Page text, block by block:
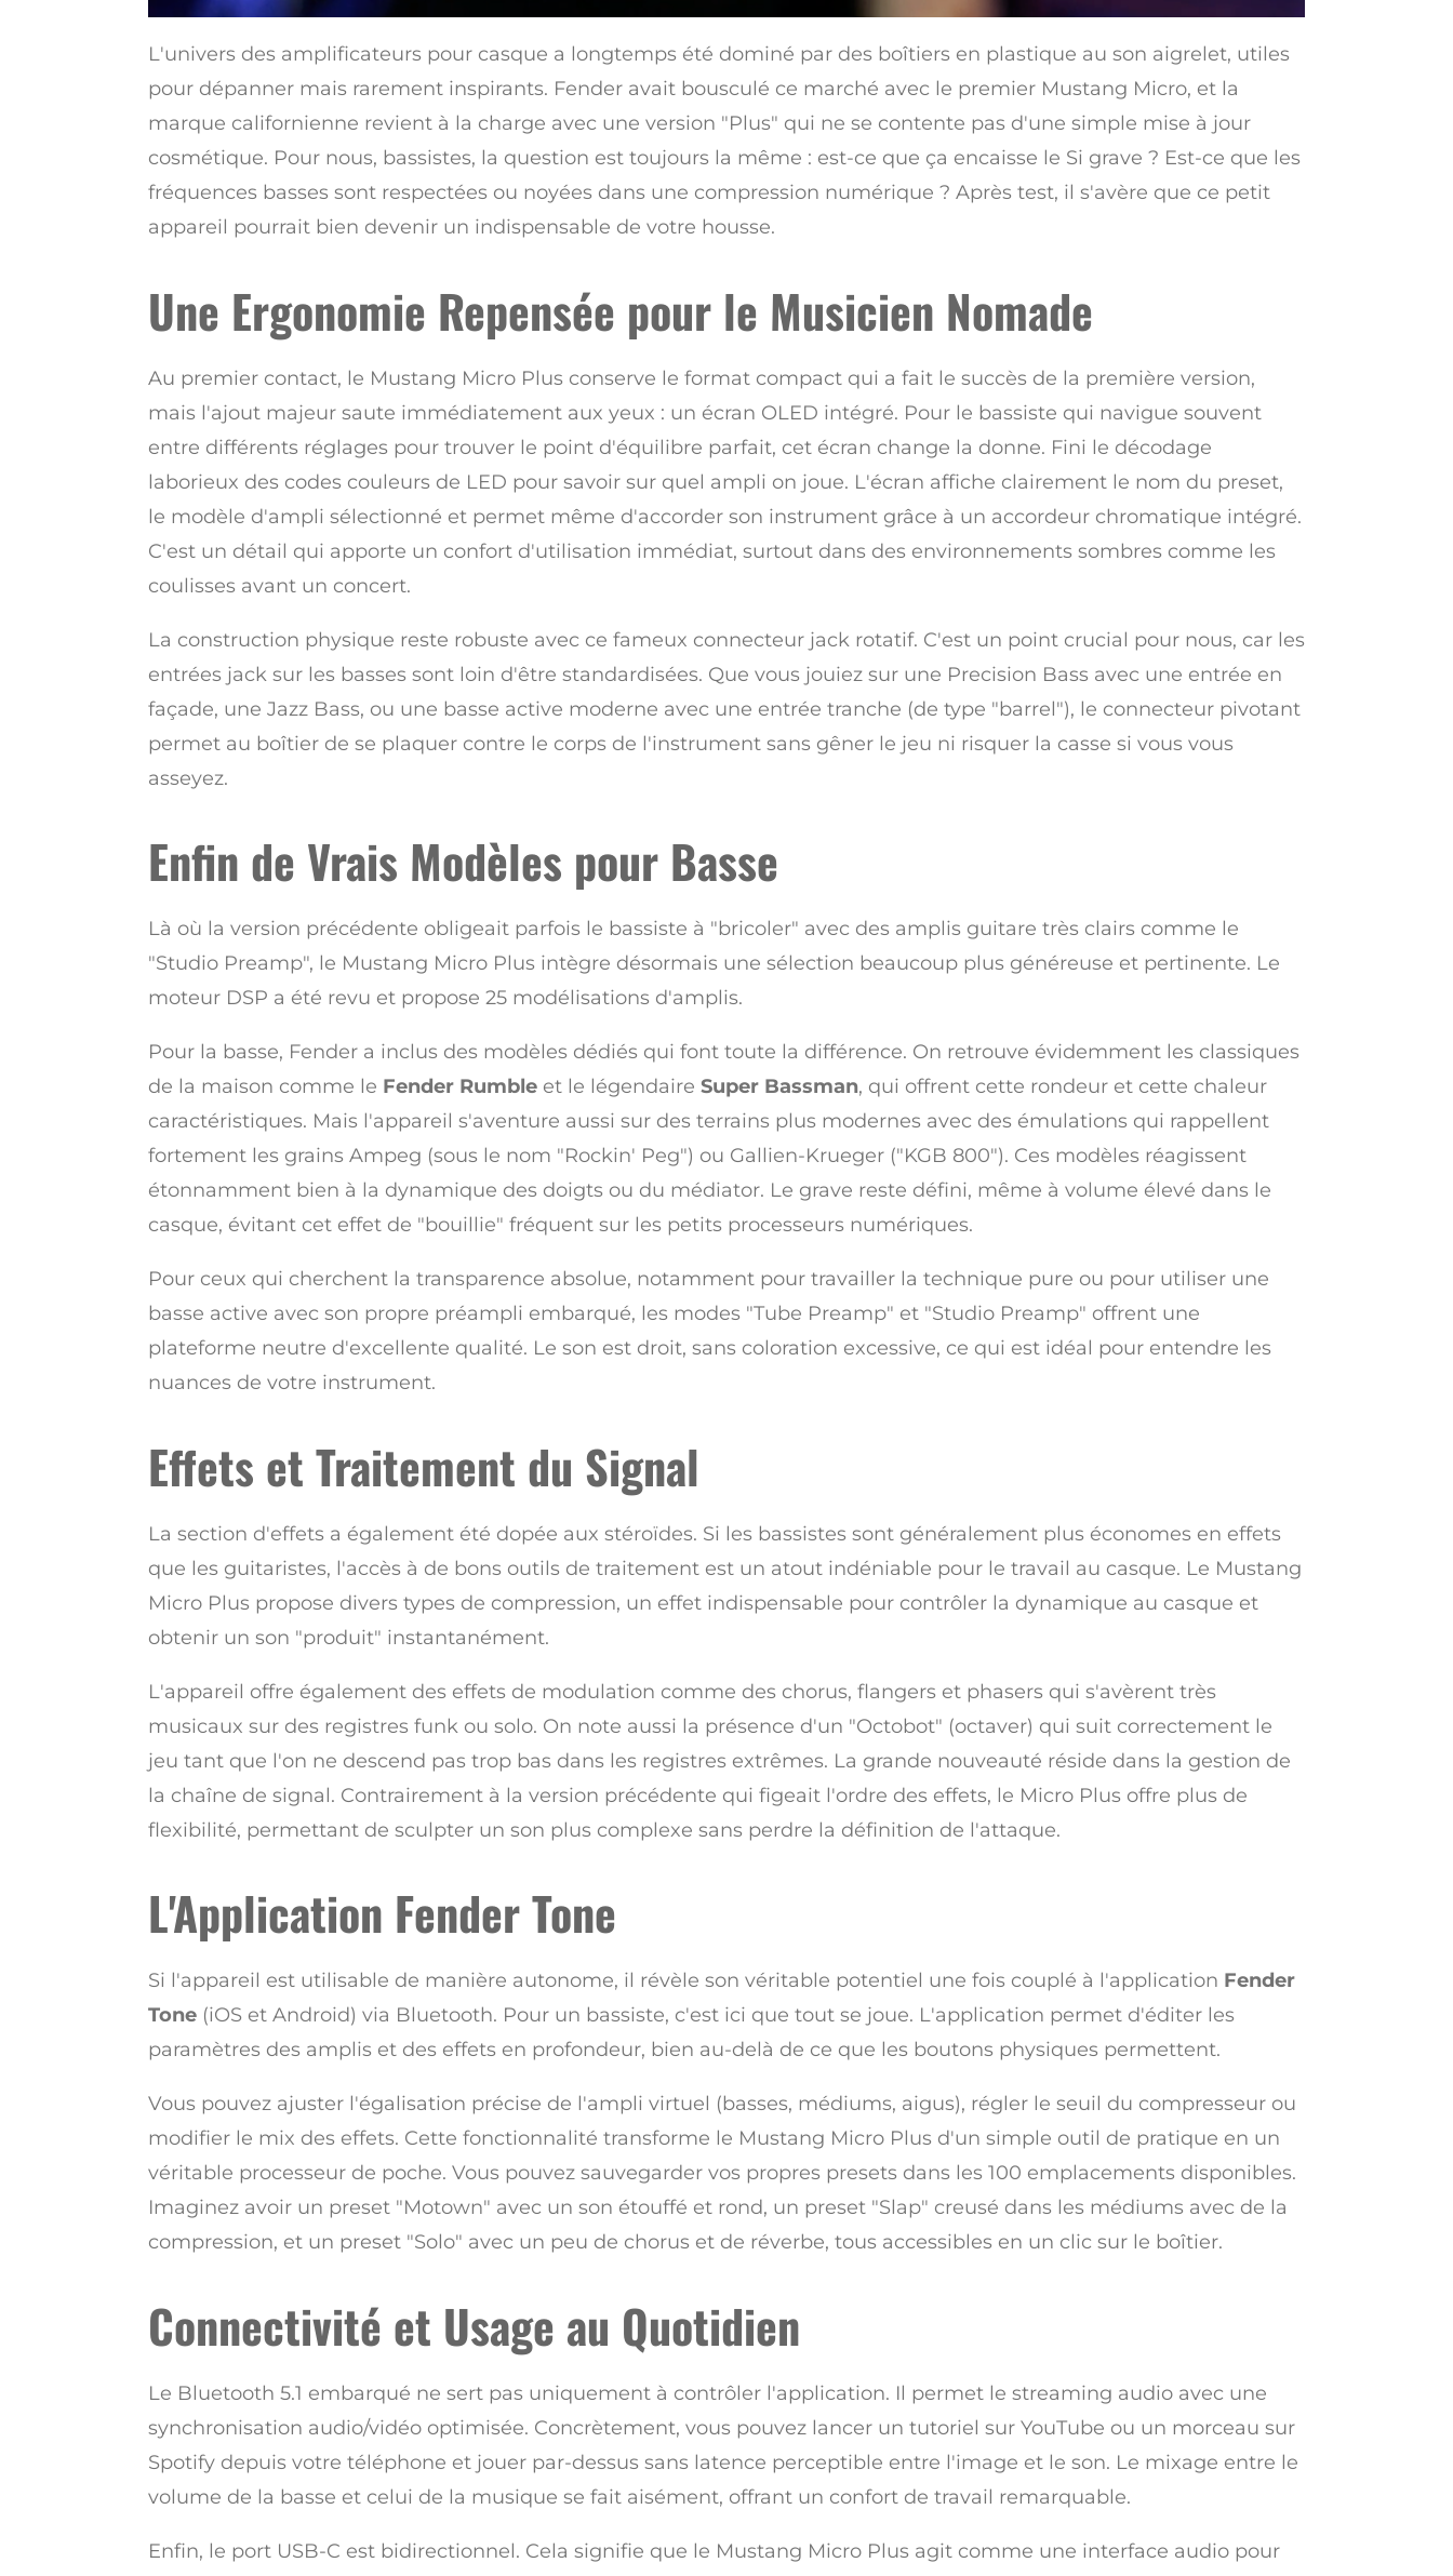
L'univers des amplificateurs pour casque a longtemps été dominé par des boîtiers en plastique au son aigrelet, utiles
pour dépanner mais rarement inspirants. Fender avait bousculé ce marché avec le premier Mustang Micro, et la
marque californienne revient à la charge avec une version "Plus" qui ne se contente pas d'une simple mise à jour
cosmétique. Pour nous, bassistes, la question est toujours la même : est-ce que ça encaisse le Si grave ? Est-ce que les
fréquences basses sont respectées ou noyées dans une compression numérique ? Après test, il s'avère que ce petit
appareil pourrait bien devenir un indispensable de votre housse.
Une Ergonomie Repensée pour le Musicien Nomade
Au premier contact, le Mustang Micro Plus conserve le format compact qui a fait le succès de la première version,
mais l'ajout majeur saute immédiatement aux yeux : un écran OLED intégré. Pour le bassiste qui navigue souvent
entre différents réglages pour trouver le point d'équilibre parfait, cet écran change la donne. Fini le décodage
laborieux des codes couleurs de LED pour savoir sur quel ampli on joue. L'écran affiche clairement le nom du preset,
le modèle d'ampli sélectionné et permet même d'accorder son instrument grâce à un accordeur chromatique intégré.
C'est un détail qui apporte un confort d'utilisation immédiat, surtout dans des environnements sombres comme les
coulisses avant un concert.
La construction physique reste robuste avec ce fameux connecteur jack rotatif. C'est un point crucial pour nous, car les
entrées jack sur les basses sont loin d'être standardisées. Que vous jouiez sur une Precision Bass avec une entrée en
façade, une Jazz Bass, ou une basse active moderne avec une entrée tranche (de type "barrel"), le connecteur pivotant
permet au boîtier de se plaquer contre le corps de l'instrument sans gêner le jeu ni risquer la casse si vous vous
asseyez.
Enfin de Vrais Modèles pour Basse
Là où la version précédente obligeait parfois le bassiste à "bricoler" avec des amplis guitare très clairs comme le
"Studio Preamp", le Mustang Micro Plus intègre désormais une sélection beaucoup plus généreuse et pertinente. Le
moteur DSP a été revu et propose 25 modélisations d'amplis.
Pour la basse, Fender a inclus des modèles dédiés qui font toute la différence. On retrouve évidemment les classiques
de la maison comme le Fender Rumble et le légendaire Super Bassman, qui offrent cette rondeur et cette chaleur
caractéristiques. Mais l'appareil s'aventure aussi sur des terrains plus modernes avec des émulations qui rappellent
fortement les grains Ampeg (sous le nom "Rockin' Peg") ou Gallien-Krueger ("KGB 800"). Ces modèles réagissent
étonnamment bien à la dynamique des doigts ou du médiator. Le grave reste défini, même à volume élevé dans le
casque, évitant cet effet de "bouillie" fréquent sur les petits processeurs numériques.
Pour ceux qui cherchent la transparence absolue, notamment pour travailler la technique pure ou pour utiliser une
basse active avec son propre préampli embarqué, les modes "Tube Preamp" et "Studio Preamp" offrent une
plateforme neutre d'excellente qualité. Le son est droit, sans coloration excessive, ce qui est idéal pour entendre les
nuances de votre instrument.
Effets et Traitement du Signal
La section d'effets a également été dopée aux stéroïdes. Si les bassistes sont généralement plus économes en effets
que les guitaristes, l'accès à de bons outils de traitement est un atout indéniable pour le travail au casque. Le Mustang
Micro Plus propose divers types de compression, un effet indispensable pour contrôler la dynamique au casque et
obtenir un son "produit" instantanément.
L'appareil offre également des effets de modulation comme des chorus, flangers et phasers qui s'avèrent très
musicaux sur des registres funk ou solo. On note aussi la présence d'un "Octobot" (octaver) qui suit correctement le
jeu tant que l'on ne descend pas trop bas dans les registres extrêmes. La grande nouveauté réside dans la gestion de
la chaîne de signal. Contrairement à la version précédente qui figeait l'ordre des effets, le Micro Plus offre plus de
flexibilité, permettant de sculpter un son plus complexe sans perdre la définition de l'attaque.
L'Application Fender Tone
Si l'appareil est utilisable de manière autonome, il révèle son véritable potentiel une fois couplé à l'application Fender
Tone (iOS et Android) via Bluetooth. Pour un bassiste, c'est ici que tout se joue. L'application permet d'éditer les
paramètres des amplis et des effets en profondeur, bien au-delà de ce que les boutons physiques permettent.
Vous pouvez ajuster l'égalisation précise de l'ampli virtuel (basses, médiums, aigus), régler le seuil du compresseur ou
modifier le mix des effets. Cette fonctionnalité transforme le Mustang Micro Plus d'un simple outil de pratique en un
véritable processeur de poche. Vous pouvez sauvegarder vos propres presets dans les 100 emplacements disponibles.
Imaginez avoir un preset "Motown" avec un son étouffé et rond, un preset "Slap" creusé dans les médiums avec de la
compression, et un preset "Solo" avec un peu de chorus et de réverbe, tous accessibles en un clic sur le boîtier.
Connectivité et Usage au Quotidien
Le Bluetooth 5.1 embarqué ne sert pas uniquement à contrôler l'application. Il permet le streaming audio avec une
synchronisation audio/vidéo optimisée. Concrètement, vous pouvez lancer un tutoriel sur YouTube ou un morceau sur
Spotify depuis votre téléphone et jouer par-dessus sans latence perceptible entre l'image et le son. Le mixage entre le
volume de la basse et celui de la musique se fait aisément, offrant un confort de travail remarquable.
Enfin, le port USB-C est bidirectionnel. Cela signifie que le Mustang Micro Plus agit comme une interface audio pour